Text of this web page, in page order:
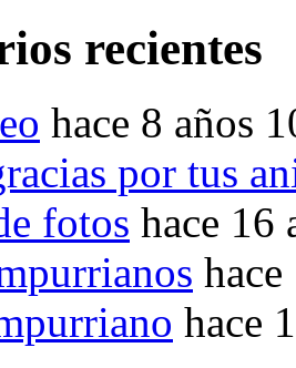
recientes
hace 8 años
por tus
fotos hace 16
hace